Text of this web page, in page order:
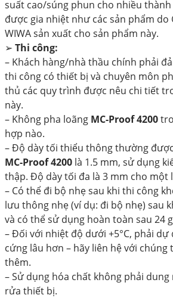
suất cao/súng phun cho nhiều
được gia nhiệt như các sản phẩm do
WIWA sản xuất cho sản phẩm này.
➢ Thi công:
– Khách hàng/nhà thầu chính phải
thi công có thiết bị và chuyên môn
thủ các quy trình được nêu chi tiết
này.
– Không pha loãng MC-Proof 4200
hợp nào.
– Độ dày tối thiểu thông thường
MC-Proof 4200 là 1.5 mm, sử dụng
thập. Độ dày tối đa là 3 mm cho một
– Có thể đi bộ nhẹ sau khi thi công
lưu thông nhẹ (ví dụ: đi bộ nhẹ) sau
và có thể sử dụng hoàn toàn sau 24
– Đối với nhiệt độ dưới +5°C, phải
cứng lâu hơn – hãy liên hệ với
thêm.
– Sử dụng hóa chất không phải
rửa thiết bị.